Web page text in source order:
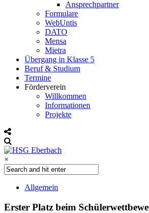
Ansprechpartner
Formulare
WebUntis
DATO
Mensa
Mietra
Übergang in Klasse 5
Beruf & Studium
Termine
Förderverein
Willkommen
Informationen
Projekte
×
Allgemein
Erster Platz beim